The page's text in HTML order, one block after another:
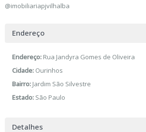
@imobiliariapjvilhalba
Endereço
Endereço: Rua Jandyra Gomes de Oliveira
Cidade: Ourinhos
Bairro: Jardim São Silvestre
Estado: São Paulo
Detalhes